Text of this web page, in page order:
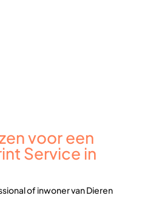
voor een
Service in
of inwoner van Dieren